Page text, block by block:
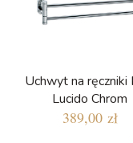
Uchwyt na ręczniki
Lucido Chrom
389,00 zł